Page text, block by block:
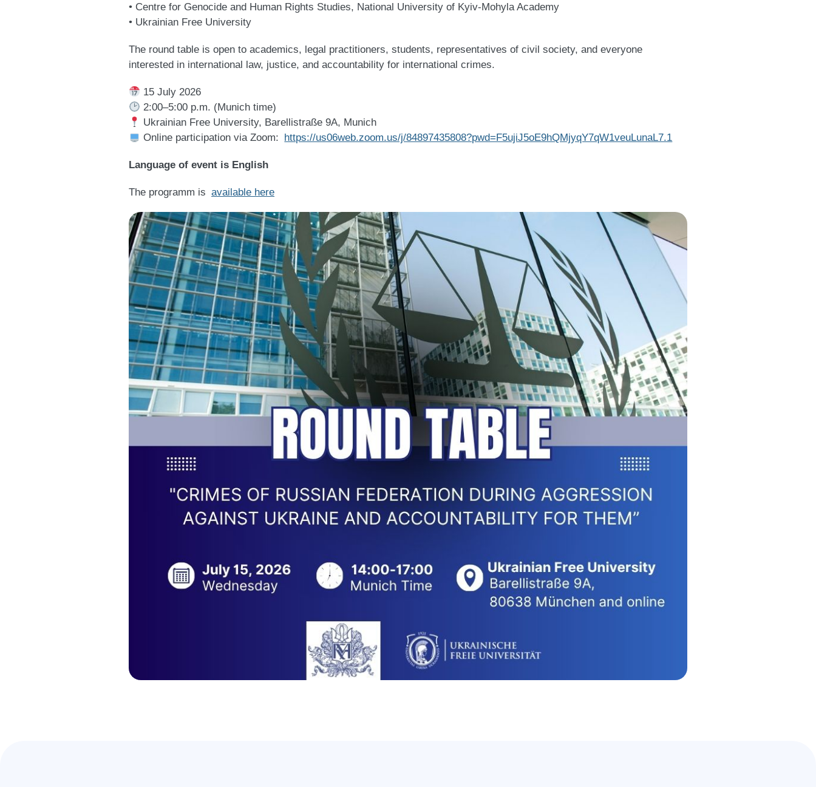
• Centre for Genocide and Human Rights Studies, National University of Kyiv-Mohyla Academy
• Ukrainian Free University
The round table is open to academics, legal practitioners, students, representatives of civil society, and everyone
interested in international law, justice, and accountability for international crimes.
15 July 2026
2:00–5:00 p.m. (Munich time)
Ukrainian Free University, Barellistraße 9A, Munich
Online participation via Zoom: https://us06web.zoom.us/j/84897435808?pwd=F5ujiJ5oE9hQMjyqY7qW1veuLunaL7.1
Language of event is English
The programm is available here